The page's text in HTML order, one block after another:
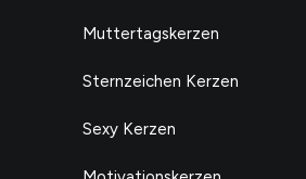
Muttertagskerzen
Sternzeichen Kerzen
Sexy Kerzen